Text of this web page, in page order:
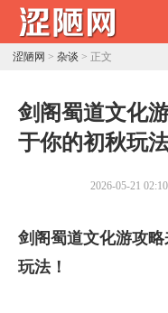
涩陋网 > 杂谈 > 正文
剑阁蜀道文化
于你的初秋玩法
2026-05-21 02:10
剑阁蜀道文化游攻
玩法！